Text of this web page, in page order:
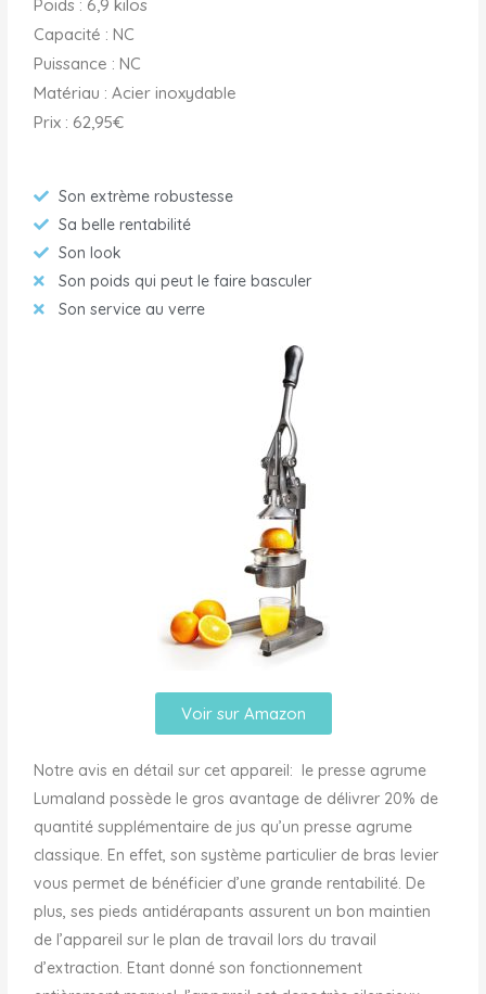
Poids : 6,9 kilos
Capacité : NC
Puissance : NC
Matériau : Acier inoxydable
Prix : 62,95€
Son extrème robustesse
Sa belle rentabilité
Son look
Son poids qui peut le faire basculer
Son service au verre
Voir sur Amazon
Notre avis en détail sur cet appareil: le presse agrume
Lumaland possède le gros avantage de délivrer 20% de
quantité supplémentaire de jus qu’un presse agrume
classique. En effet, son système particulier de bras levier
vous permet de bénéficier d’une grande rentabilité. De
plus, ses pieds antidérapants assurent un bon maintien
de l’appareil sur le plan de travail lors du travail
d’extraction. Etant donné son fonctionnement